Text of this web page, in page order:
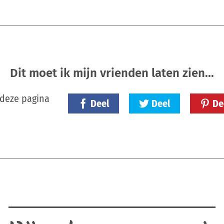
Dit moet ik mijn vrienden laten zien...
pagina Deel Deel